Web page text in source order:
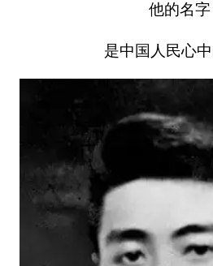
他的名字
是中国人民心